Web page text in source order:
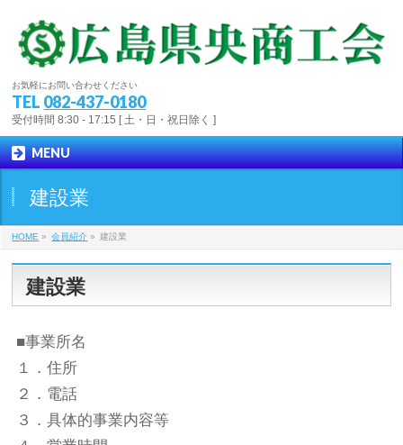
お気軽にお問い合わせください
TEL 082-437-0180
受付時間 8:30 - 17:15 [ 土・日・祝日除く ]
MENU
建設業
HOME » 会員紹介 » 建設業
建設業
■事業所名
１．住所
２．電話
３．具体的事業内容等